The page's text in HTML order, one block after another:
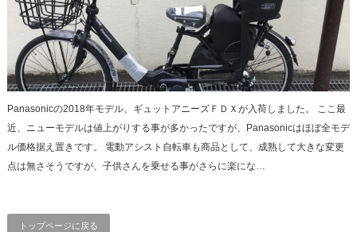
Panasonicの2018年モデル、ギュットアニーズＦＤＸが入荷しました。 ここ最
近、ニューモデルは値上がりする事が多かったですが、Panasonicはほぼ全モデ
ル価格据え置きです。 電動アシスト自転車も商品として、成熟して大きな変更
点は無さそうですが、子供さんを乗せる事がさらに楽にな…
トップページに戻る